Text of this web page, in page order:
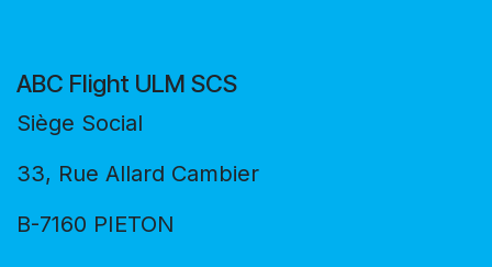
ABC Flight ULM SCS
Siège Social
33, Rue Allard Cambier
B-7160 PIETON